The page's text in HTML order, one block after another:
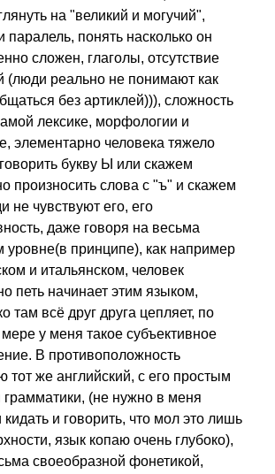
на "великий и могучий",
паралель, понять насколько он
сложен, глаголы, отсутствие
(люди реально не понимают как
без артиклей))), сложность
лексике, морфологии и
элементарно человека тяжело
букву Ы или скажем
произносить слова с "ъ" и скажем
не чувствуют его, его
даже говоря на весьма
уровне(в принципе), как например
и итальянском, человек
петь начинает этим языком,
там всё друг друга цепляет, по
у меня такое субъективное
В противоположность
тот же английский, с его простым
(не нужно в меня
и говорить, что мол это лишь
язык копаю очень глубоко),
своеобразной фонетикой,